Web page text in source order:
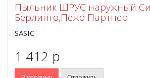
Пыльник ШРУС наружный
Берлинго,Пежо Партнер
SASIC
1 412 p